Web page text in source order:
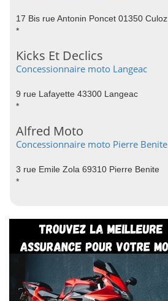
17 Bis rue Antonin Poncet 01350 Culoz
*
Kicks Et Declics
Concessionnaire moto Langeac
9 rue Lafayette 43300 Langeac
*
Alfred Moto
Concessionnaire moto Pierre Benite
3 rue Emile Zola 69310 Pierre Benite
*